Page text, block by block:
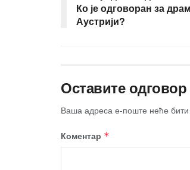
Ко је одговоран за
Аустрији?
Оставите одговор
Ваша адреса е-поште неће
Коментар *